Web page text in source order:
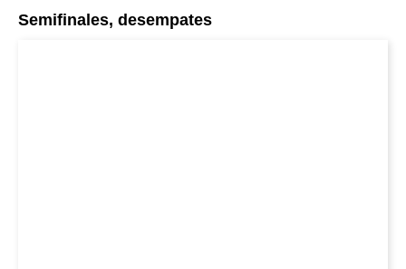
Semifinales, desempates